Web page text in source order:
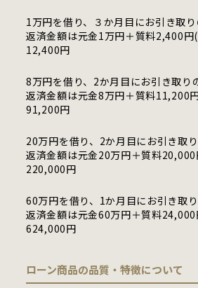
1万円を借り、３か月目にお引き取
返済金額は元金1万円＋質料2,400
12,400円
8万円を借り、2か月目にお引き取り
返済金額は元金8万円＋質料11,200
91,200円
20万円を借り、2か月目にお引き取
返済金額は元金20万円＋質料
220,000円
60万円を借り、1か月目にお引き取
返済金額は元金60万円＋質料
624,000円
ローン商品の品質・特徴について